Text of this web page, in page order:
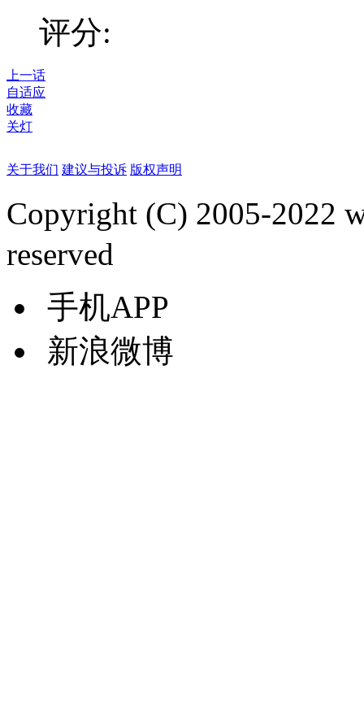
评分:
上一话
自适应
收藏
关灯
关于我们 建议与投诉 版权声明
Copyright (C) 2005-2022
reserved
手机APP
新浪微博